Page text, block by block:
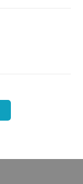
子差距、肌酸
中心
告
要另行收費